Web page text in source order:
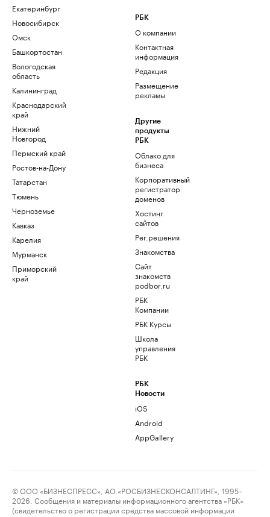
Екатеринбург
Новосибирск
Омск
Башкортостан
Вологодская
область
Калининград
Краснодарский
край
Нижний
Новгород
Пермский край
Ростов-на-Дону
Татарстан
Тюмень
Черноземье
Кавказ
Карелия
Мурманск
Приморский
край
РБК
О компании
Контактная
информация
Редакция
Размещение
рекламы
Другие
продукты
РБК
Облако для
бизнеса
Корпоративный
регистратор
доменов
Хостинг
сайтов
Рег.решения
Знакомства
Сайт
знакомств
podbor.ru
РБК
Компании
РБК Курсы
Школа
управления
РБК
РБК
Новости
iOS
Android
AppGallery
© ООО «БИЗНЕСПРЕСС», АО «РОСБИЗНЕСКОНСАЛТИНГ», 1995–
2026. Сообщения и материалы информационного агентства «РБК»
(свидетельство о регистрации средства массовой информации